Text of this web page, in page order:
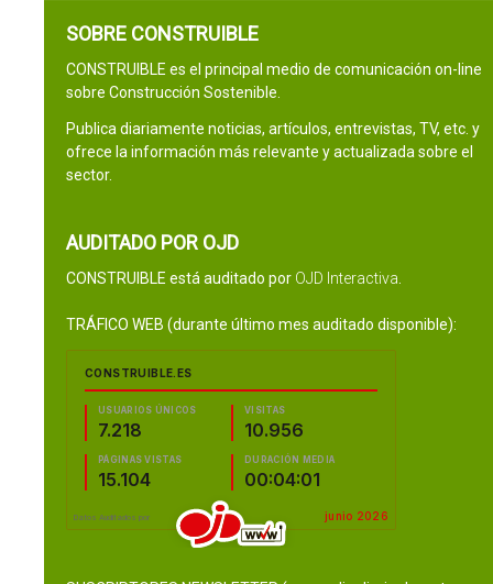
SOBRE CONSTRUIBLE
CONSTRUIBLE es el principal medio de comunicación on-line
sobre Construcción Sostenible.
Publica diariamente noticias, artículos, entrevistas, TV, etc. y
ofrece la información más relevante y actualizada sobre el
sector.
AUDITADO POR OJD
CONSTRUIBLE está auditado por OJD Interactiva
TRÁFICO WEB (durante último mes auditado disponible):